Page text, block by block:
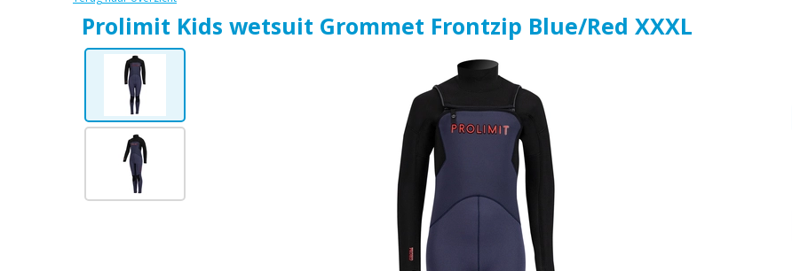
Prolimit Kids wetsuit Grommet Frontzip Blue/Red XXXL